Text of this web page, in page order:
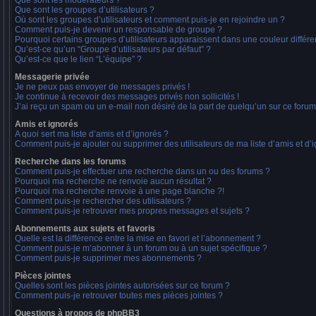
Que sont les groupes d’utilisateurs ?
Où sont les groupes d’utilisateurs et comment puis-je en rejoindre un ?
Comment puis-je devenir un responsable de groupe ?
Pourquoi certains groupes d’utilisateurs apparaissent dans une couleur
Qu’est-ce qu’un “Groupe d’utilisateurs par défaut” ?
Qu’est-ce que le lien “L’équipe” ?
Messagerie privée
Je ne peux pas envoyer de messages privés !
Je continue à recevoir des messages privés non sollicités !
J’ai reçu un spam ou un e-mail non désiré de la part de quelqu’un sur ce
Amis et ignorés
A quoi sert ma liste d’amis et d’ignorés ?
Comment puis-je ajouter ou supprimer des utilisateurs de ma liste d’amis et
Recherche dans les forums
Comment puis-je effectuer une recherche dans un ou des forums ?
Pourquoi ma recherche ne renvoie aucun résultat ?
Pourquoi ma recherche renvoie à une page blanche ?!
Comment puis-je rechercher des utilisateurs ?
Comment puis-je retrouver mes propres messages et sujets ?
Abonnements aux sujets et favoris
Quelle est la différence entre la mise en favori et l’abonnement ?
Comment puis-je m’abonner à un forum ou à un sujet spécifique ?
Comment puis-je supprimer mes abonnements ?
Pièces jointes
Quelles sont les pièces jointes autorisées sur ce forum ?
Comment puis-je retrouver toutes mes pièces jointes ?
Questions à propos de phpBB3